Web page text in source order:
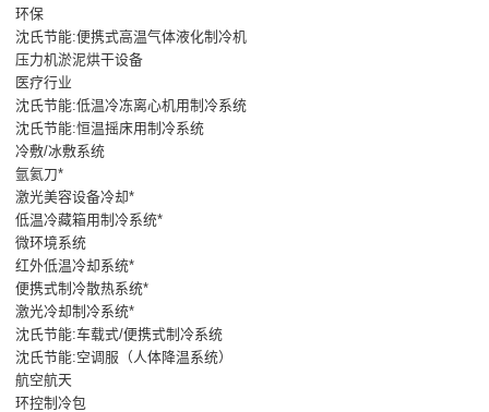
环保
沈氏节能:便携式高温气体液化制冷机
压力机淤泥烘干设备
医疗行业
沈氏节能:低温冷冻离心机用制冷系统
沈氏节能:恒温摇床用制冷系统
冷敷/冰敷系统
氩氦刀*
激光美容设备冷却*
低温冷藏箱用制冷系统*
微环境系统
红外低温冷却系统*
便携式制冷散热系统*
激光冷却制冷系统*
沈氏节能:车载式/便携式制冷系统
沈氏节能:空调服（人体降温系统）
航空航天
环控制冷包